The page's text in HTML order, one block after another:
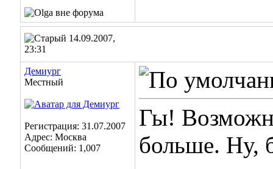
14.09.2007,
23:31
Демиург
Местный
Регистрация: 31.07.2007
Адрес: Москва
Сообщений: 1,007
Гы!
больше. Ну,